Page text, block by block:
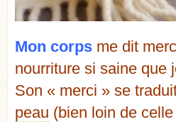
Mon corps me dit
nourriture si saine que
Son « merci » se
peau (bien loin de